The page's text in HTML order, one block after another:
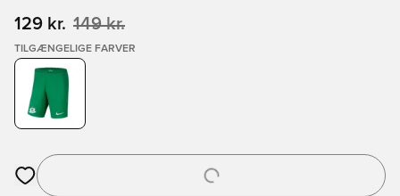
129 kr. 149 kr.
TILGÆNGELIGE FARVER
Åbner en Modal til at logge ind eller tilmelde dig som medlem